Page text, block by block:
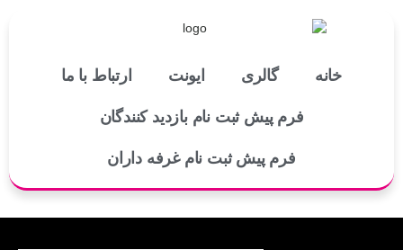
خانه گالری ایونت ارتباط با ما
فرم پیش ثبت نام بازدید کنندگان
فرم پیش ثبت نام غرفه داران